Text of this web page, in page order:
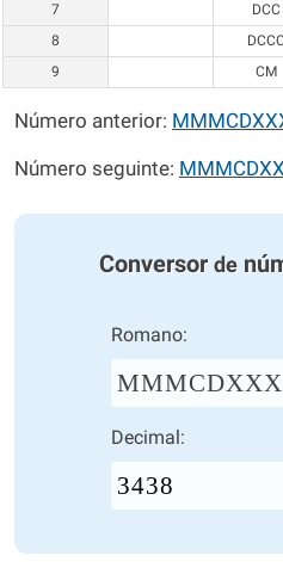
7
DCC
8
DCCC
9
CM
Número anterior:
Número seguinte:
Conversor de
Romano:
Decimal: